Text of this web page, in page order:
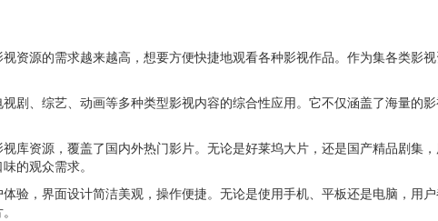
资源的需求越来越高，想要方便快捷地观看各种影视作品。作为集各类影
剧、综艺、动画等多种类型影视内容的综合性应用。它不仅涵盖了海量的
库资源，覆盖了国内外热门影片。无论是好莱坞大片，还是国产精品剧集
的观众需求。
验，界面设计简洁美观，操作便捷。无论是使用手机、平板还是电脑，用